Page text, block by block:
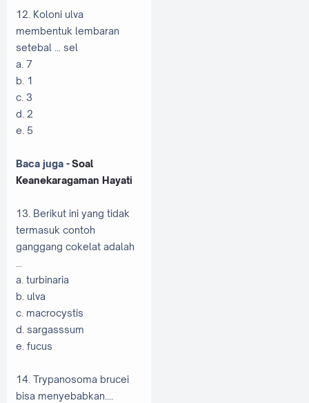
12. Koloni ulva
membentuk lembaran
setebal ... sel
a. 7
b. 1
c. 3
d. 2
e. 5
Baca juga -Soal
Keanekaragaman Hayati
13. Berikut ini yang tidak
termasuk contoh
ganggang cokelat adalah
a. turbinaria
b. ulva
c. macrocystis
d. sargasssum
e. fucus
14. Trypanosoma brucei
bisa menyebabkan....